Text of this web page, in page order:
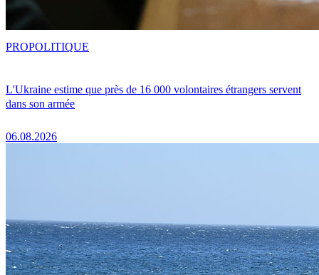
L'Ukraine estime que près de 16 000 volontaires étrangers servent
dans son armée
06.08.2026
PROPOLITIQUE